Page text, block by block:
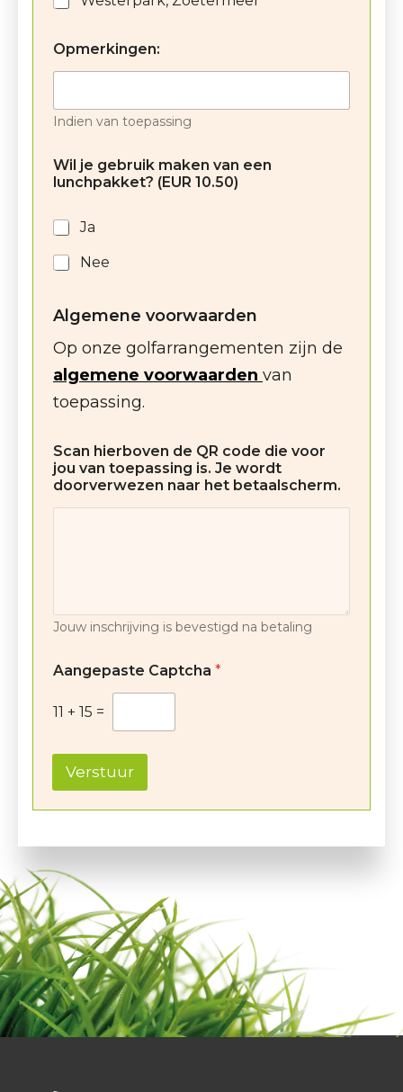
Opmerkingen:
Indien van toepassing
Wil je gebruik maken van een
lunchpakket? (EUR 10.50)
Ja
Nee
Algemene voorwaarden
Op onze golfarrangementen zijn de
algemene voorwaarden van
toepassing.
Scan hierboven de QR code die voor
jou van toepassing is. Je wordt
doorverwezen naar het betaalscherm.
Jouw inschrijving is bevestigd na betaling
Aangepaste Captcha *
11 + 15 =
Verstuur